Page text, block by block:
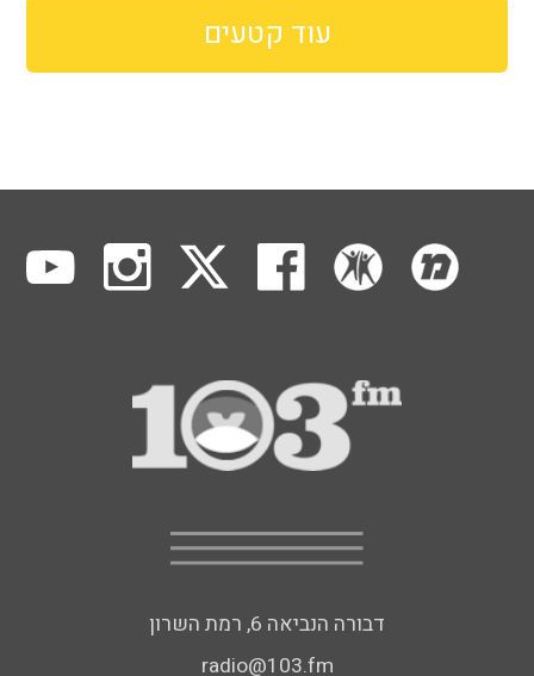
עוד קטעים
דבורה הנביאה 6, רמת השרון
radio@103.fm